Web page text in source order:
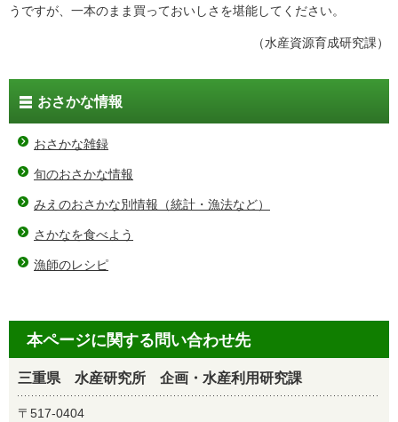
うですが、一本のまま買っておいしさを堪能してください。
（水産資源育成研究課）
おさかな情報
おさかな雑録
旬のおさかな情報
みえのおさかな別情報（統計・漁法など）
さかなを食べよう
漁師のレシピ
本ページに関する問い合わせ先
三重県 水産研究所 企画・水産利用研究課
〒517-0404